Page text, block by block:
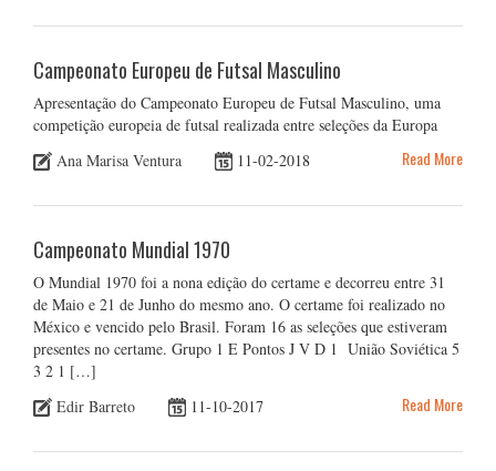
Campeonato Europeu de Futsal Masculino
Apresentação do Campeonato Europeu de Futsal Masculino, uma
competição europeia de futsal realizada entre seleções da Europa
Ana Marisa Ventura
11-02-2018 Read More
Campeonato Mundial 1970
O Mundial 1970 foi a nona edição do certame e decorreu entre 31
de Maio e 21 de Junho do mesmo ano. O certame foi realizado no
México e vencido pelo Brasil. Foram 16 as seleções que estiveram
presentes no certame. Grupo 1 E Pontos J V D 1 União Soviética 5
3 2 1 […]
Edir Barreto
11-10-2017 Read More